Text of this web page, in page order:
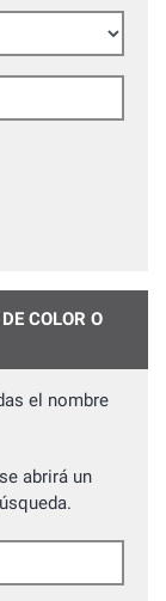
COLOR O
el nombre
abrirá un